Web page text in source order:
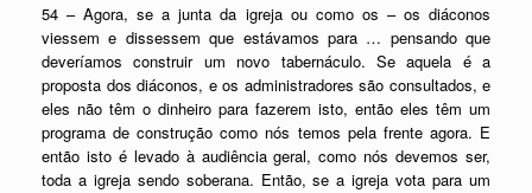
54 – Agora, se a junta da igreja ou como os – os diáconos
viessem e dissessem que estávamos para … pensando que
deveríamos construir um novo tabernáculo. Se aquela é a
proposta dos diáconos, e os administradores são consultados, e
eles não têm o dinheiro para fazerem isto, então eles têm um
programa de construção como nós temos pela frente agora. E
então isto é levado à audiência geral, como nós devemos ser,
toda a igreja sendo soberana. Então, se a igreja vota para um